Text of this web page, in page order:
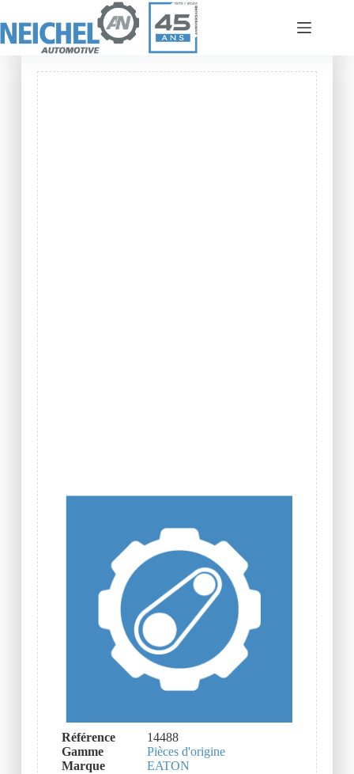
Référence
14488
Gamme
Pièces d'origine
Marque
EATON